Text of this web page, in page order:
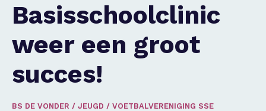
Basisschoolclinic
weer een groot
succes!
BS DE VONDER / JEUGD / VOETBALVERENIGING SSE